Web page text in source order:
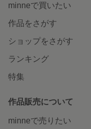
minneで買いたい
作品をさがす
ショップをさがす
ランキング
特集
作品販売について
minneで売りたい